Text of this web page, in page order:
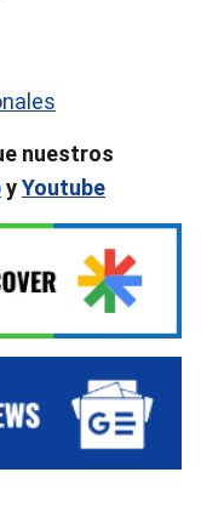
nuestros
yYoutube